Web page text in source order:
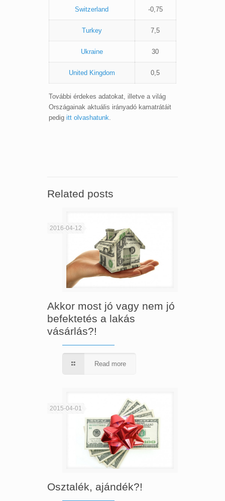
Switzerland -0,75
Turkey 7,5
Ukraine 30
United Kingdom 0,5
További érdekes adatokat, illetve a világ
Országainak aktuális irányadó kamatrátáit
pedig itt olvashatunk.
Related posts
2016-04-12
Akkor most jó vagy nem jó
befektetés a lakás
vásárlás?!
Read more
2015-04-01
Osztalék, ajándék?!